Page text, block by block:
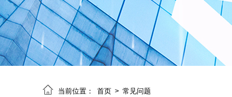
 当前位置： 首页 > 常见问题